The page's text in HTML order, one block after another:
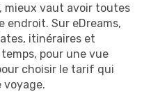
mieux vaut avoir toutes
endroit. Sur eDreams,
itinéraires et
pour une vue
choisir le tarif qui
voyage.